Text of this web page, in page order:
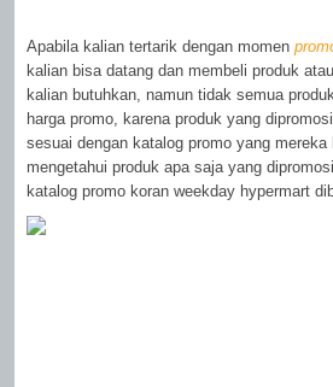
Apabila kalian tertarik dengan momen
kalian bisa datang dan membeli produk
kalian butuhkan, namun tidak semua
harga promo, karena produk yang
sesuai dengan katalog promo yang
mengetahui produk apa saja yang
katalog promo koran weekday hypermart